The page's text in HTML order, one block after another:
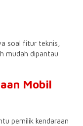
soal fitur teknis,
mudah dipantau
Mobil
pemilik kendaraan